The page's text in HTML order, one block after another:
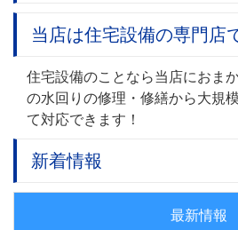
当店は住宅設備の専門店
住宅設備のことなら当店におま
の水回りの修理・修繕から大規
て対応できます！
新着情報
最新情報